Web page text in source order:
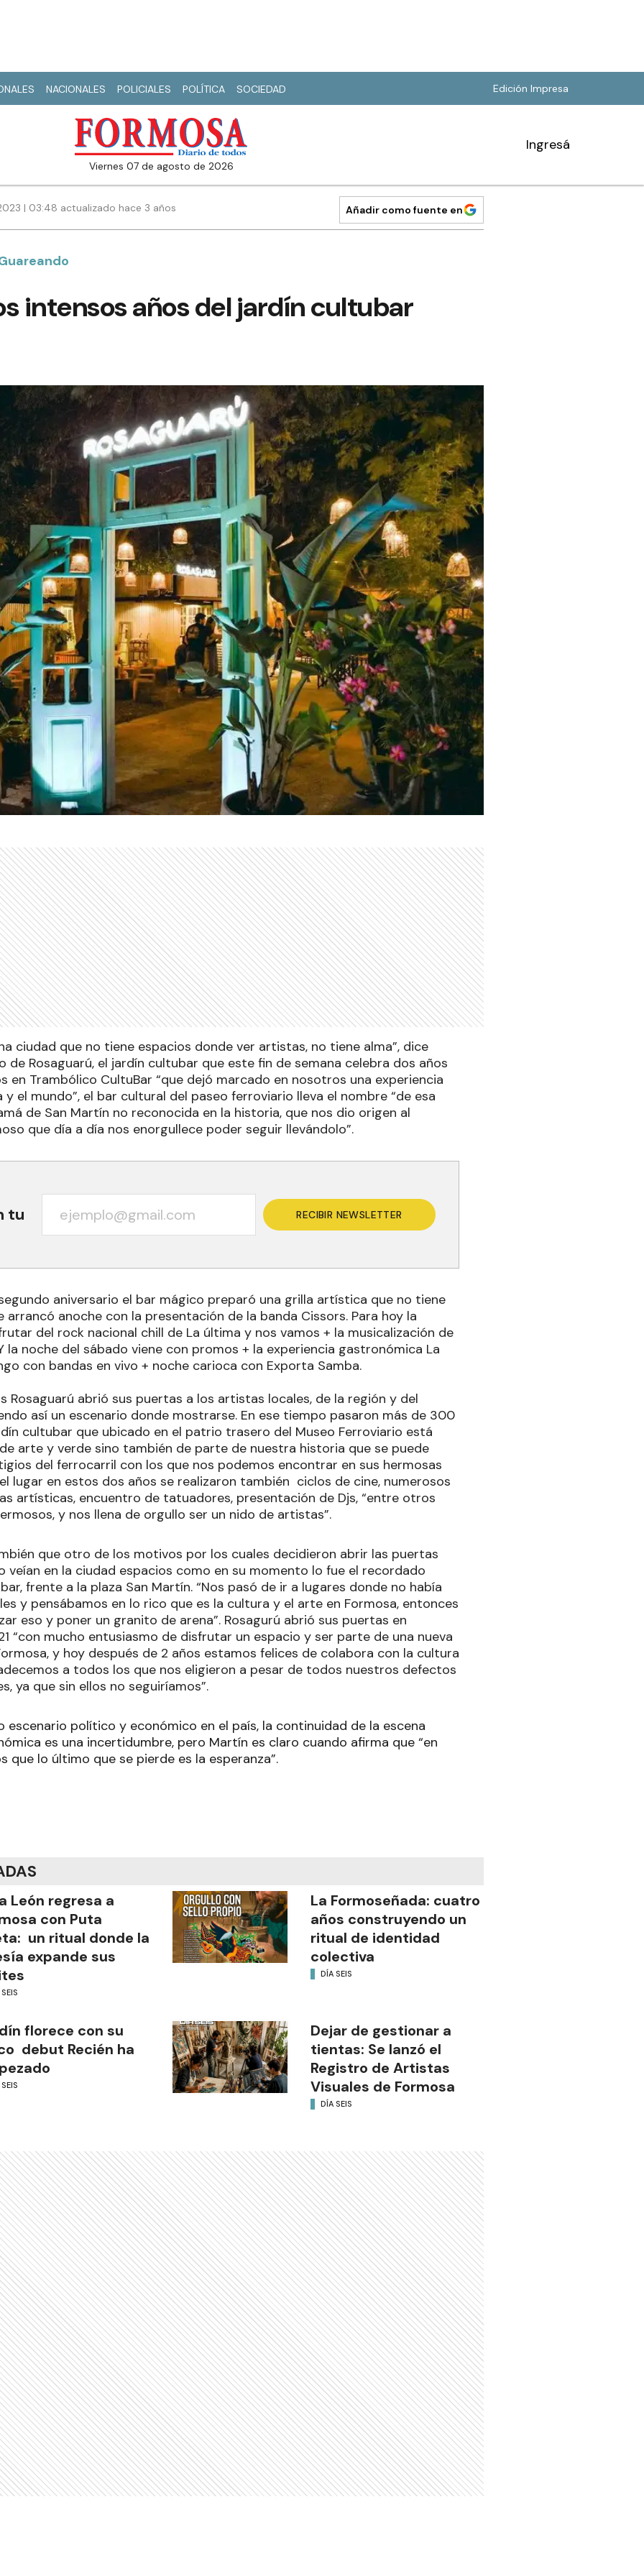
NACIONALES POLICIALES POLÍTICA SOCIEDAD Edición Impresa
viernes 07 de agosto de 2026
Ingresá
| 03:48 actualizado hace 3 años Añadir como fuente en
intensos años del jardín cultubar
ciudad que no tiene espacios donde ver artistas, no tiene alma”, dice
de Rosaguarú, el jardín cultubar que este fin de semana celebra dos años
en Trambólico CultuBar “que dejó marcado en nosotros una experiencia
y el mundo”, el bar cultural del paseo ferroviario lleva el nombre “de esa
de San Martín no reconocida en la historia, que nos dio origen al
que día a día nos enorgullece poder seguir llevándolo”.
tu RECIBIR NEWSLETTER
aniversario el bar mágico preparó una grilla artística que no tiene
arrancó anoche con la presentación de la banda Cissors. Para hoy la
del rock nacional chill de La última y nos vamos + la musicalización de
la noche del sábado viene con promos + la experiencia gastronómica La
con bandas en vivo + noche carioca con Exporta Samba.
Rosaguarú abrió sus puertas a los artistas locales, de la región y del
así un escenario donde mostrarse. En ese tiempo pasaron más de 300
cultubar que ubicado en el patrio trasero del Museo Ferroviario está
arte y verde sino también de parte de nuestra historia que se puede
del ferrocarril con los que nos podemos encontrar en sus hermosas
lugar en estos dos años se realizaron también ciclos de cine, numerosos
artísticas, encuentro de tatuadores, presentación de Djs, “entre otros
y nos llena de orgullo ser un nido de artistas”.
que otro de los motivos por los cuales decidieron abrir las puertas
veían en la ciudad espacios como en su momento lo fue el recordado
frente a la plaza San Martín. “Nos pasó de ir a lugares donde no había
y pensábamos en lo rico que es la cultura y el arte en Formosa, entonces
eso y poner un granito de arena”. Rosagurú abrió sus puertas en
“con mucho entusiasmo de disfrutar un espacio y ser parte de una nueva
y hoy después de 2 años estamos felices de colabora con la cultura
a todos los que nos eligieron a pesar de todos nuestros defectos
ya que sin ellos no seguiríamos”.
escenario político y económico en el país, la continuidad de la escena
es una incertidumbre, pero Martín es claro cuando afirma que “en
que lo último que se pierde es la esperanza”.
León regresa a
con Puta
un ritual donde la
expande sus
La Formoseñada: cuatro
años construyendo un
ritual de identidad
colectiva
DÍA SEIS
florece con su
debut Recién ha
Dejar de gestionar a
tientas: Se lanzó el
Registro de Artistas
Visuales de Formosa
DÍA SEIS